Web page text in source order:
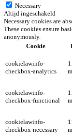
Necessary
Altijd ingeschakeld
Necessary cookies are
These cookies ensure
anonymously.
Cookie
cookielawinfo-
checkbox-analytics
cookielawinfo-
checkbox-functional
cookielawinfo-
checkbox-necessary